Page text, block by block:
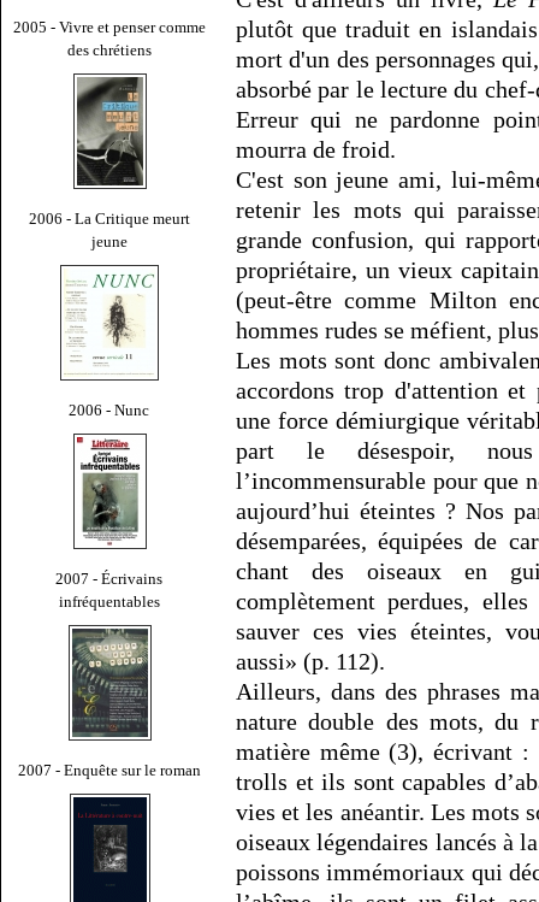
2005 - Vivre et penser comme
des chrétiens
2006 - La Critique meurt
jeune
2006 - Nunc
2007 - Écrivains
infréquentables
2007 - Enquête sur le roman
plutôt que traduit en
mort d'un des personnages
absorbé par le lecture du
Erreur qui ne pardonne
mourra de froid.
C'est son jeune ami, lui-
retenir les mots qui
grande confusion, qui
propriétaire, un vieux
(peut-être comme Milton
hommes rudes se méfient,
Les mots sont donc
accordons trop d'attention
une force démiurgique
part le désespoir, nous
l’incommensurable pour que
aujourd’hui éteintes ? Nos
désemparées, équipées de
chant des oiseaux en
complètement perdues,
sauver ces vies éteintes,
aussi» (p. 112).
Ailleurs, dans des phrases
nature double des mots, du
matière même (3), écrivant
trolls et ils sont capables
vies et les anéantir. Les mots
oiseaux légendaires lancés à
poissons immémoriaux qui